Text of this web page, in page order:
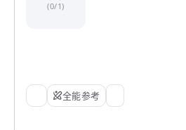
(0/1)
全能参考